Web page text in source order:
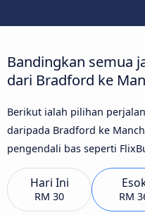
Bandingkan semua
dari Bradford ke
Berikut ialah pilihan
daripada Bradford ke
pengendali bas seperti
Hari Ini
RM 30 RM